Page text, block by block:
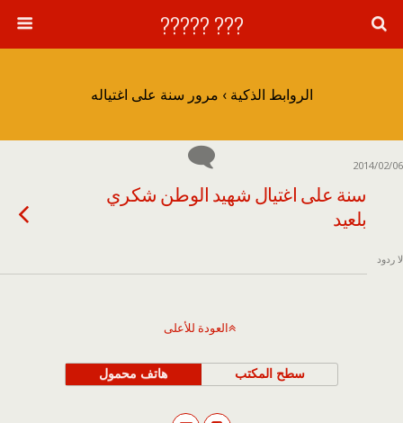
??? ?????
الروابط الذكية › مرور سنة على اغتياله
2014/02/06
سنة على اغتيال شهيد الوطن شكري
بلعيد
لا ردود
العودة للأعلى
هاتف محمول سطح المكتب